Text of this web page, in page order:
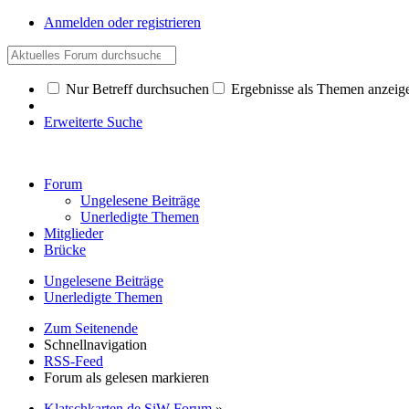
Anmelden oder registrieren
Nur Betreff durchsuchen Ergebnisse als Themen
Erweiterte Suche
Forum
Ungelesene Beiträge
Unerledigte Themen
Mitglieder
Brücke
Ungelesene Beiträge
Unerledigte Themen
Zum Seitenende
Schnellnavigation
RSS-Feed
Forum als gelesen markieren